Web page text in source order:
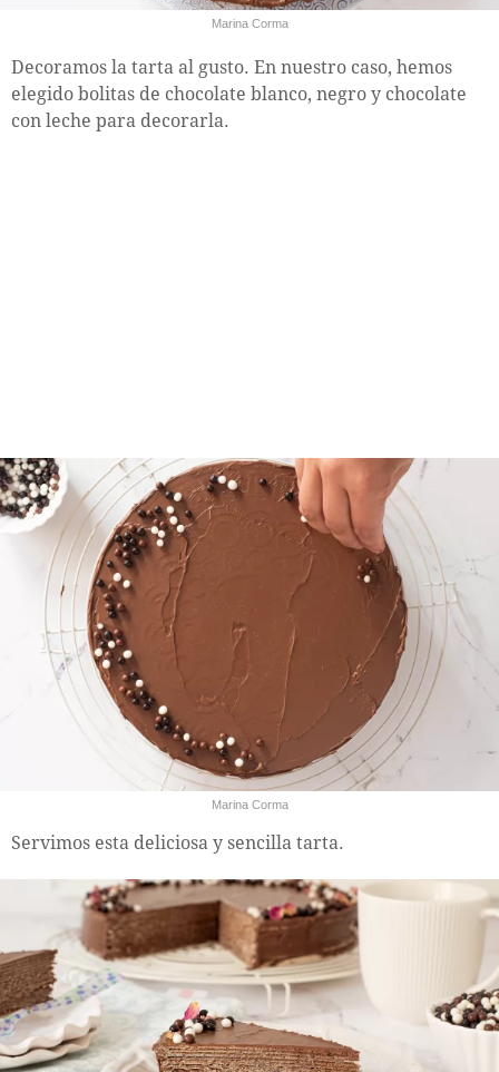
Marina Corma
Decoramos la tarta al gusto. En nuestro caso, hemos
elegido bolitas de chocolate blanco, negro y chocolate
con leche para decorarla.
Marina Corma
Servimos esta deliciosa y sencilla tarta.